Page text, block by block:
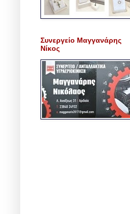
Συνεργείο Μαγγανάρης
Νίκος